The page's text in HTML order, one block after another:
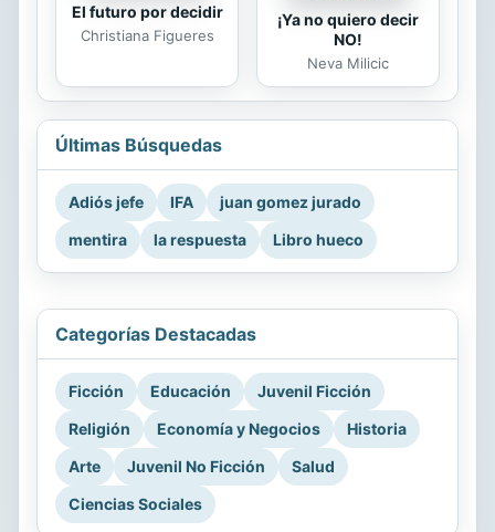
El futuro por decidir
Christiana Figueres
¡Ya no quiero decir
NO!
Neva Milicic
Últimas Búsquedas
Adiós jefe IFA
juan gomez jurado
mentira
la respuesta Libro hueco
Categorías Destacadas
Ficción Educación
Juvenil Ficción
Religión
Economía y Negocios
Historia
Arte
Juvenil No Ficción
Salud
Ciencias Sociales